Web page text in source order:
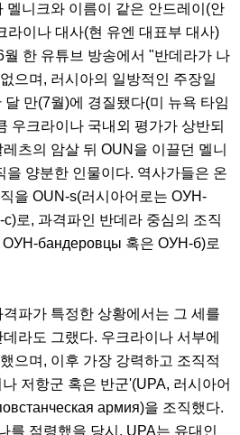
멜니크와 이름이 같은 안드레이(안
라이나 대사(현 유엔 대표부 대사)
한 유튜브 방송에서 "반데라가 나
으며, 러시아의 일방적인 주장일
만(7월)에 경질됐다(미 뉴욕 타임
우크라이나 국내외 평가가 상반되
츠의 암살 뒤 OUN을 이끌던 멜니
을 양분한 인물이다. 역사가들은 온
을 OUN-s(러시아어로는 ОУН-
로, 과격파인 반데라 중심의 조직
ОУН-бандеровцы 혹은 ОУН-б)로
파가 특정한 상황에서는 그 세를
라도 그랬다. 우크라이나 서부에
으며, 이후 가장 강력하고 조직적
저항군 혹은 반군'(UPA, 러시아어
армия)을 조직했다.
를 점령했을 당시, UPA는 유대인